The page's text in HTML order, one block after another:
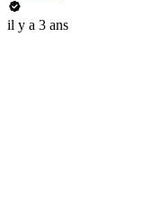
il y a 3 ans